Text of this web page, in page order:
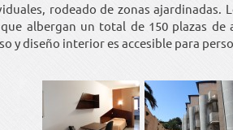
rodeado de zonas ajardinadas.
albergan un total de 150 plazas
y diseño interior es accesible para